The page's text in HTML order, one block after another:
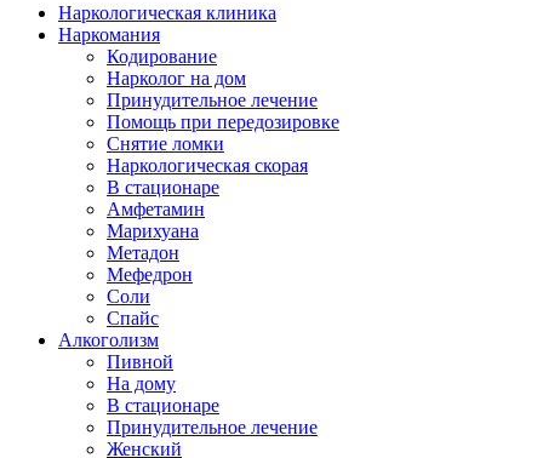
Наркологическая клиника
Наркомания
Кодирование
Нарколог на дом
Принудительное лечение
Помощь при передозировке
Снятие ломки
Наркологическая скорая
В стационаре
Амфетамин
Марихуана
Метадон
Мефедрон
Соли
Спайс
Алкоголизм
Пивной
На дому
В стационаре
Принудительное лечение
Женский